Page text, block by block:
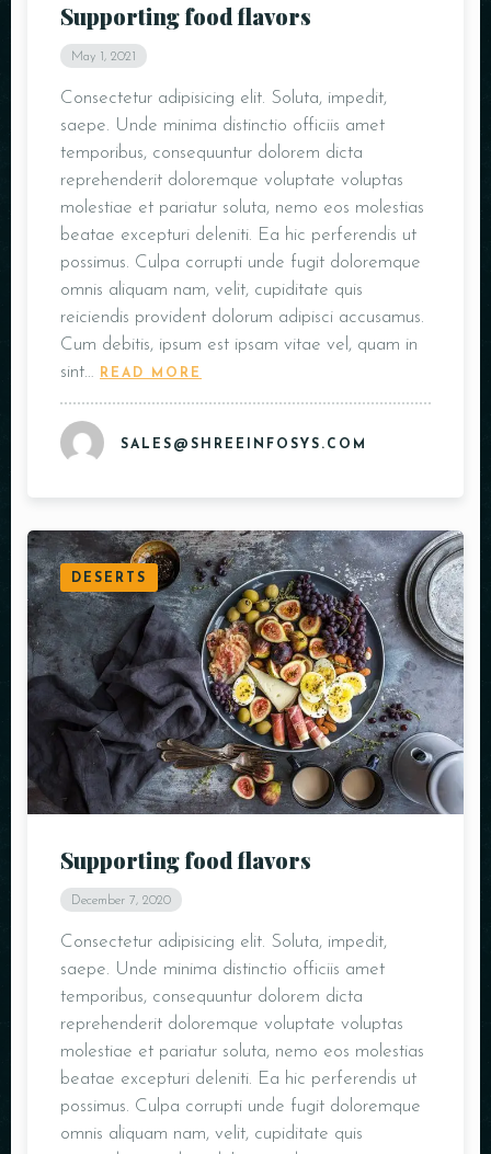
Supporting food flavors
May 1, 2021
Consectetur adipisicing elit. Soluta, impedit,
saepe. Unde minima distinctio officiis amet
temporibus, consequuntur dolorem dicta
reprehenderit doloremque voluptate voluptas
molestiae et pariatur soluta, nemo eos molestias
beatae excepturi deleniti. Ea hic perferendis ut
possimus. Culpa corrupti unde fugit doloremque
omnis aliquam nam, velit, cupiditate quis
reiciendis provident dolorum adipisci accusamus.
Cum debitis, ipsum est ipsam vitae vel, quam in
sint… READ MORE
SALES@SHREEINFOSYS.COM
DESERTS
Supporting food flavors
December 7, 2020
Consectetur adipisicing elit. Soluta, impedit,
saepe. Unde minima distinctio officiis amet
temporibus, consequuntur dolorem dicta
reprehenderit doloremque voluptate voluptas
molestiae et pariatur soluta, nemo eos molestias
beatae excepturi deleniti. Ea hic perferendis ut
possimus. Culpa corrupti unde fugit doloremque
omnis aliquam nam, velit, cupiditate quis